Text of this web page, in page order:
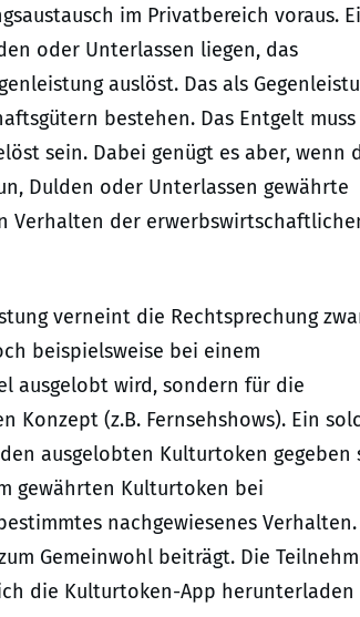
im Privatbereich voraus.
oder Unterlassen liegen, das
auslöst. Das als
bestehen. Das Entgelt muss
sein. Dabei genügt es aber, wenn
Dulden oder Unterlassen gewährte
Verhalten der
verneint die Rechtsprechung
beispielsweise bei einem
ausgelobt wird, sondern für die
(z.B. Fernsehshows). Ein
ausgelobten Kulturtoken gegeben
gewährten Kulturtoken bei
nachgewiesenes Verhalten.
Gemeinwohl beiträgt. Die
die Kulturtoken-App herunterladen